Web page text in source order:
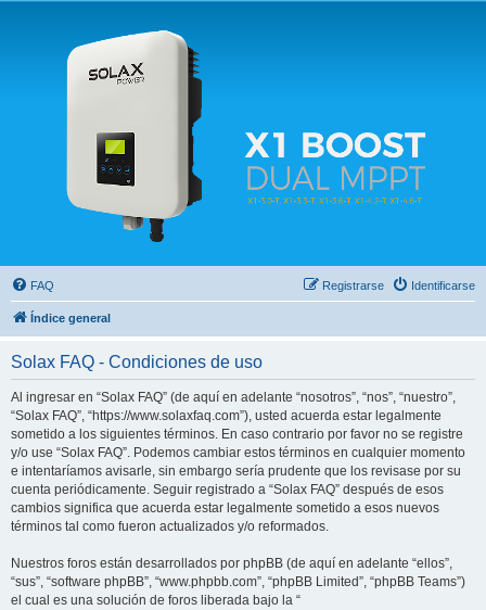
Solax FAQ
Lugar para intercambiar dudas sobre inversores solares Solax y temas relacionados.
FAQ Identificarse
Registrarse
Índice general
Solax FAQ - Condiciones de uso
Al ingresar en “Solax FAQ” (de aquí en adelante “nosotros”, “nos”, “nuestro”,
“Solax FAQ”, “https://www.solaxfaq.com”), usted acuerda estar legalmente
sometido a los siguientes términos. En caso contrario por favor no se registre
y/o use “Solax FAQ”. Podemos cambiar estos términos en cualquier momento
e intentaríamos avisarle, sin embargo sería prudente que los revisase por su
cuenta periódicamente. Seguir registrado a “Solax FAQ” después de esos
cambios significa que acuerda estar legalmente sometido a esos nuevos
términos tal como fueron actualizados y/o reformados.
Nuestros foros están desarrollados por phpBB (de aquí en adelante “ellos”,
“sus”, “software phpBB”, “www.phpbb.com”, “phpBB Limited”, “phpBB Teams”)
el cual es una solución de foros liberada bajo la “